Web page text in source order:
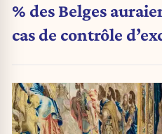
% des Belges
cas de contrôle